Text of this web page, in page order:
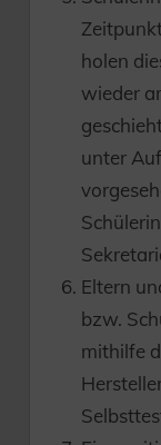
holen
wieder
unter
Eltern
bzw.
mithilfe